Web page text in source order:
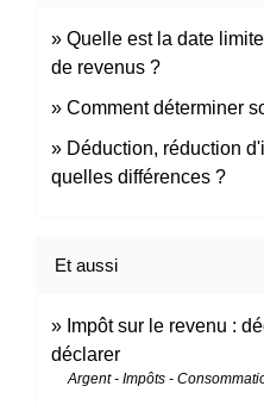
Quelle est la date
de revenus ?
Comment déterminer
Déduction, réduction
quelles différences ?
Et aussi
Impôt sur le revenu :
déclarer
Argent - Impôts -